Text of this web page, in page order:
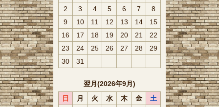
2
3 4 5 6 7
8
9
10 11 12 13 14
15
16
17 18 19 20 21
22
23
24 25 26 27 28
29
30
31
翌月(2026年9月)
日
月 火 水 木 金
土